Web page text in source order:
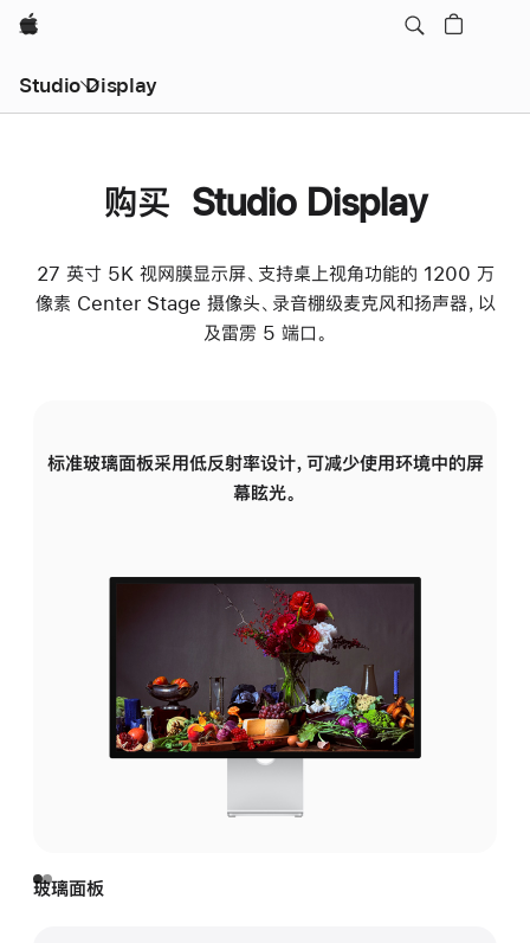
Apple
Studio Display
购买 Studio Display
27 英寸 5K 视网膜显示屏、支持桌上视角功能的 1200 万
像素 Center Stage 摄像头、录音棚级麦克风和扬声器，以
及雷雳 5 端口。
标准玻璃面板采用低反射率设计，可减少使用环境中的屏
幕眩光。
玻璃面板